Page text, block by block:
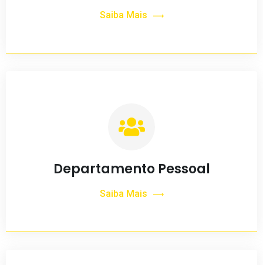
Saiba Mais
Departamento Pessoal
Saiba Mais